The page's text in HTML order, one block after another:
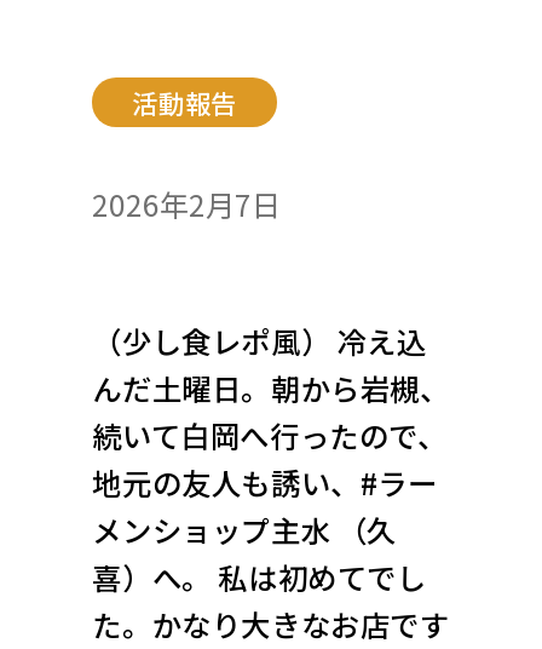
活動報告
2026年2月7日
（少し食レポ風） 冷え込
んだ土曜日。朝から岩槻、
続いて白岡へ行ったので、
地元の友人も誘い、#ラー
メンショップ主水 （久
喜）へ。 私は初めてでし
た。かなり大きなお店です